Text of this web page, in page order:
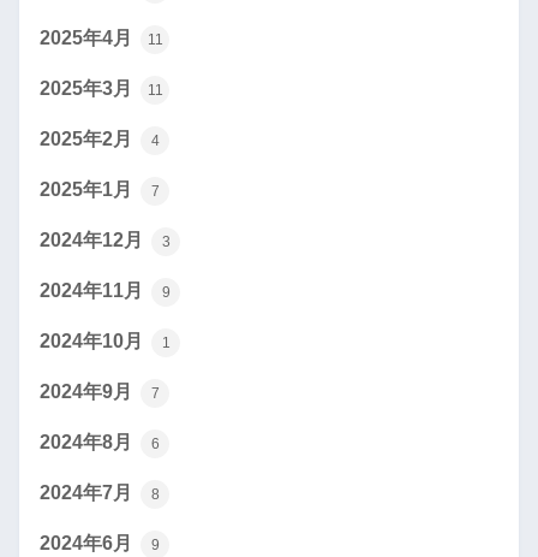
2025年4月 11
2025年3月 11
2025年2月 4
2025年1月 7
2024年12月 3
2024年11月 9
2024年10月 1
2024年9月 7
2024年8月 6
2024年7月 8
2024年6月 9